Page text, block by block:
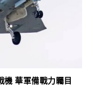
機 華軍備戰力矚目